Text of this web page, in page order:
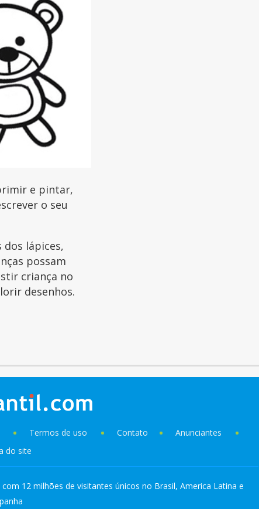
e pintar,
o seu
dos lápices,
possam
criança no
desenhos.
Termos de uso Contato
Anunciantes
do site
12 milhões de visitantes únicos no Brasil, America Latina e